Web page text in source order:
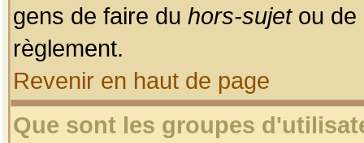
gens de faire du hors-sujetou de
règlement.
Revenir en haut de page
Que sont les groupes